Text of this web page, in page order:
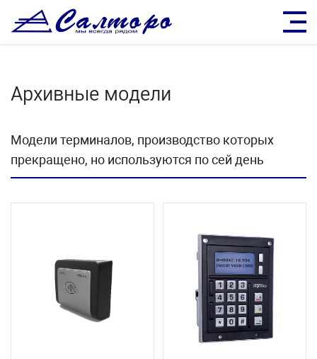
Архивные модели
Модели терминалов, производство которых
прекращено, но используются по сей день